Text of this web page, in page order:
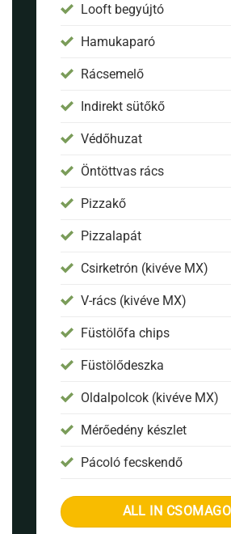
Looft begyújtó
Hamukaparó
Rácsemelő
Indirekt sütőkő
Védőhuzat
Öntöttvas rács
Pizzakő
Pizzalapát
Csirketrón (kivéve MX)
V-rács (kivéve MX)
Füstölőfa chips
Füstölődeszka
Oldalpolcok (kivéve MX)
Mérőedény készlet
Pácoló fecskendő
ALL IN